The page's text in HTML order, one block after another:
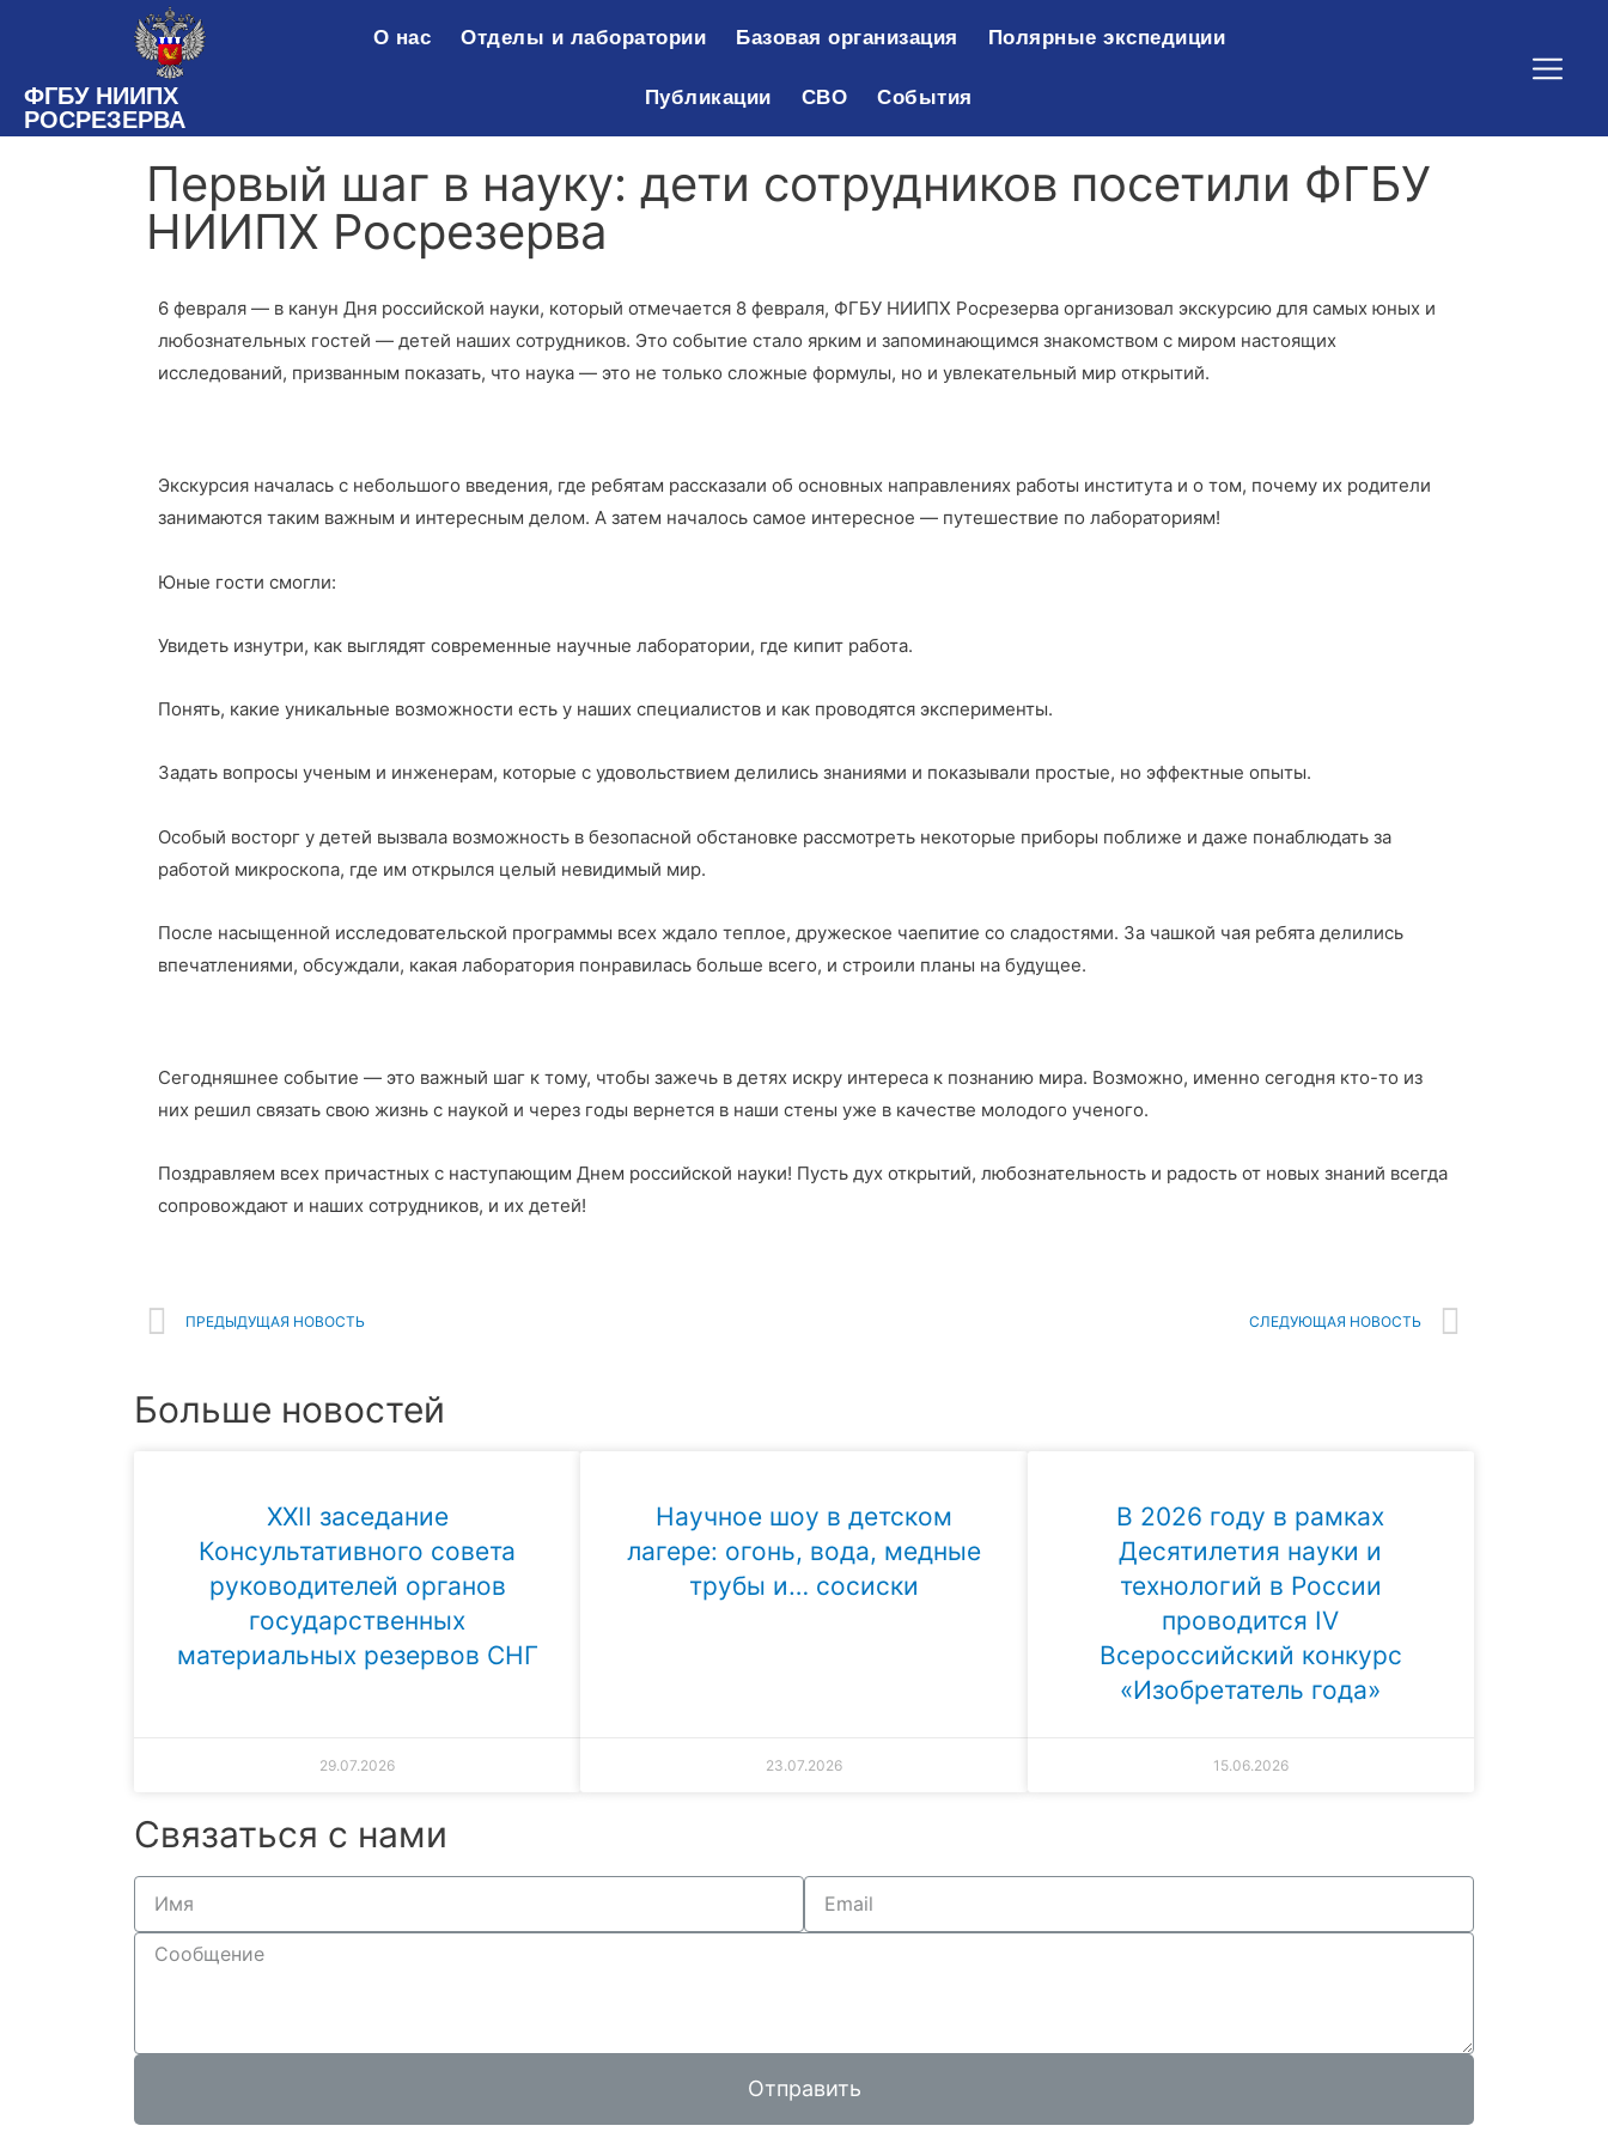
ФГБУ НИИПХ
РОСРЕЗЕРВА
О нас Отделы и лаборатории Базовая организация Полярные экспедиции
Публикации СВО События
Первый шаг в науку: дети сотрудников посетили ФГБУ
НИИПХ Росрезерва
6 февраля — в канун Дня российской науки, который отмечается 8 февраля, ФГБУ НИИПХ Росрезерва организовал экскурсию для самых юных и
любознательных гостей — детей наших сотрудников. Это событие стало ярким и запоминающимся знакомством с миром настоящих
исследований, призванным показать, что наука — это не только сложные формулы, но и увлекательный мир открытий.
Экскурсия началась с небольшого введения, где ребятам рассказали об основных направлениях работы института и о том, почему их родители
занимаются таким важным и интересным делом. А затем началось самое интересное — путешествие по лабораториям!
Юные гости смогли:
Увидеть изнутри, как выглядят современные научные лаборатории, где кипит работа.
Понять, какие уникальные возможности есть у наших специалистов и как проводятся эксперименты.
Задать вопросы ученым и инженерам, которые с удовольствием делились знаниями и показывали простые, но эффектные опыты.
Особый восторг у детей вызвала возможность в безопасной обстановке рассмотреть некоторые приборы поближе и даже понаблюдать за
работой микроскопа, где им открылся целый невидимый мир.
После насыщенной исследовательской программы всех ждало теплое, дружеское чаепитие со сладостями. За чашкой чая ребята делились
впечатлениями, обсуждали, какая лаборатория понравилась больше всего, и строили планы на будущее.
Сегодняшнее событие — это важный шаг к тому, чтобы зажечь в детях искру интереса к познанию мира. Возможно, именно сегодня кто-то из
них решил связать свою жизнь с наукой и через годы вернется в наши стены уже в качестве молодого ученого.
Поздравляем всех причастных с наступающим Днем российской науки! Пусть дух открытий, любознательность и радость от новых знаний всегда
сопровождают и наших сотрудников, и их детей!
ПРЕДЫДУЩАЯ НОВОСТЬ СЛЕДУЮЩАЯ НОВОСТЬ
Больше новостей
XXII заседание
Консультативного совета
руководителей органов
государственных
материальных резервов СНГ
29.07.2026
Научное шоу в детском
лагере: огонь, вода, медные
трубы и… сосиски
23.07.2026
В 2026 году в рамках
Десятилетия науки и
технологий в России
проводится IV
Всероссийский конкурс
«Изобретатель года»
15.06.2026
Связаться с нами
Отправить